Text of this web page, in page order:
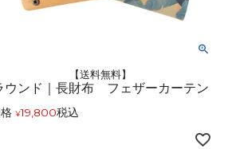
【送料無料】
ウンド｜長財布 フェザーカーテン
¥19,800税込